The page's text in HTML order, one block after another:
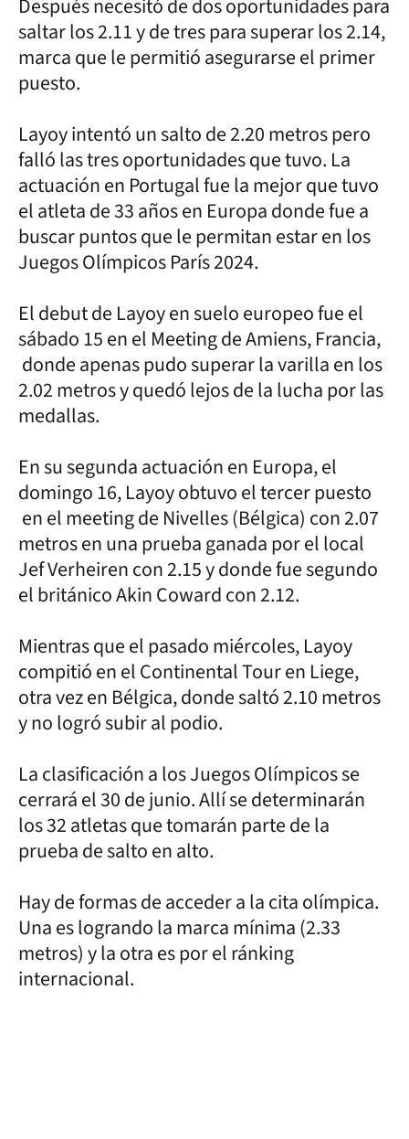
Después necesitó de dos oportunidades para
saltar los 2.11 y de tres para superar los 2.14,
marca que le permitió asegurarse el primer
puesto.
Layoy intentó un salto de 2.20 metros pero
falló las tres oportunidades que tuvo. La
actuación en Portugal fue la mejor que tuvo
el atleta de 33 años en Europa donde fue a
buscar puntos que le permitan estar en los
Juegos Olímpicos París 2024.
El debut de Layoy en suelo europeo fue el
sábado 15 en el Meeting de Amiens, Francia,
donde apenas pudo superar la varilla en los
2.02 metros y quedó lejos de la lucha por las
medallas.
En su segunda actuación en Europa, el
domingo 16, Layoy obtuvo el tercer puesto
en el meeting de Nivelles (Bélgica) con 2.07
metros en una prueba ganada por el local
Jef Verheiren con 2.15 y donde fue segundo
el británico Akin Coward con 2.12.
Mientras que el pasado miércoles, Layoy
compitió en el Continental Tour en Liege,
otra vez en Bélgica, donde saltó 2.10 metros
y no logró subir al podio.
La clasificación a los Juegos Olímpicos se
cerrará el 30 de junio. Allí se determinarán
los 32 atletas que tomarán parte de la
prueba de salto en alto.
Hay de formas de acceder a la cita olímpica.
Una es logrando la marca mínima (2.33
metros) y la otra es por el ránking
internacional.